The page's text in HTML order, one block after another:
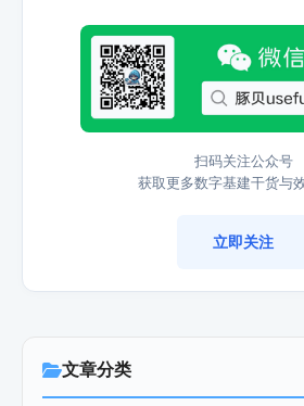
扫码关注公众号
获取更多数字基建干货与
立即关注
文章分类